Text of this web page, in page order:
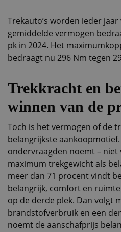
Trekauto’s worden ieder
gemiddelde vermogen
pk in 2024. Het
bedraagt nu 296 Nm tegen
Trekkracht en
winnen van de
Toch is het vermogen of de
belangrijkste
ondervraagden noemt – niet
maximum trekgewicht als
meer dan 71 procent vindt
belangrijk, comfort en
op de derde plek. Dan volgt
brandstofverbruik en een
noemt de aanschafprijs